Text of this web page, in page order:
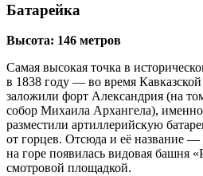
Батарейка
Высота: 146 метров
Самая высокая точка в
в 1838 году — во время
заложили форт Александрия (на
собор Михаила Архангела),
разместили артиллерийскую
от горцев. Отсюда и её название —
на горе появилась видовая башня
смотровой площадкой.